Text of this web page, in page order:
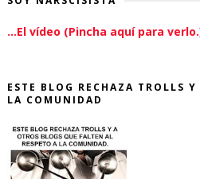
...El vídeo (Pincha aquí para
ESTE BLOG RECHAZA TROLLS
LA COMUNIDAD